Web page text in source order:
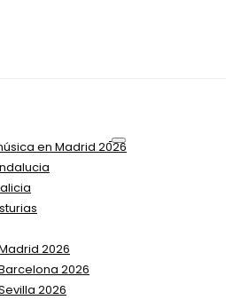
en Madrid 2026
2026
2026
2026